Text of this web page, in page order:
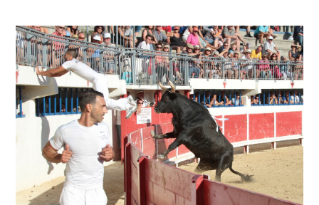
publication :